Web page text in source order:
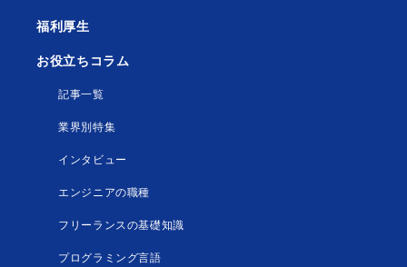
福利厚生
お役立ちコラム
記事一覧
業界別特集
インタビュー
エンジニアの職種
フリーランスの基礎知識
プログラミング言語